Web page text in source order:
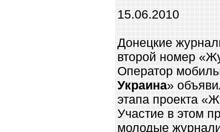
15.06.2010
Донецкие
второй номер
Оператор
Украина»
этапа проекта
Участие в этом
молодые